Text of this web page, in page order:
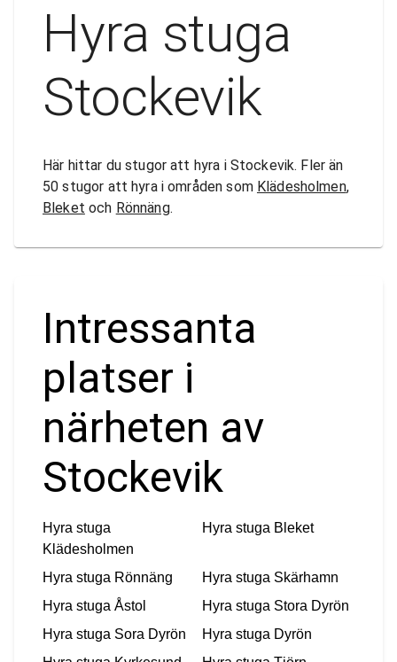
Hyra stuga
Stockevik
Här hittar du stugor att hyra i Stockevik. Fler än
50 stugor att hyra i områden som Klädesholmen,
Bleket och Rönnäng.
Intressanta
platser i
närheten av
Stockevik
Hyra stuga
Klädesholmen
Hyra stuga Bleket
Hyra stuga Rönnäng Hyra stuga Skärhamn
Hyra stuga Åstol Hyra stuga Stora Dyrön
Hyra stuga Sora Dyrön Hyra stuga Dyrön